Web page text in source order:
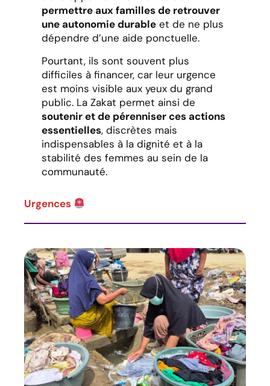
permettre aux familles de retrouver
une autonomie durable et de ne plus
dépendre d’une aide ponctuelle.
Pourtant, ils sont souvent plus
difficiles à financer, car leur urgence
est moins visible aux yeux du grand
public. La Zakat permet ainsi de
soutenir et de pérenniser ces actions
essentielles, discrètes mais
indispensables à la dignité et à la
stabilité des femmes au sein de la
communauté.
Urgences